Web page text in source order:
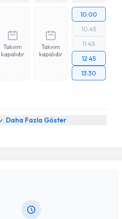
Takvim
kapalıdır
Takvim
kapalıdır
10:00
10:45
11:45
12:45
13:30
Daha Fazla Göster
Murat